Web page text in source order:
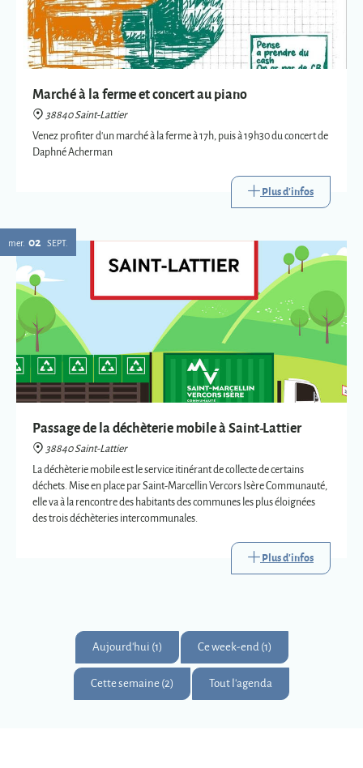
Marché à la ferme et concert au piano
38840 Saint-Lattier
Venez profiter d'un marché à la ferme à 17h, puis à 19h30 du concert de
Daphné Acherman
Plus d'infos
mer. 02 SEPT.
Passage de la déchèterie mobile à Saint-Lattier
38840 Saint-Lattier
La déchèterie mobile est le service itinérant de collecte de certains
déchets. Mise en place par Saint-Marcellin Vercors Isère Communauté,
elle va à la rencontre des habitants des communes les plus éloignées
des trois déchèteries intercommunales.
Plus d'infos
Aujourd'hui (1) Ce week-end (1)
Cette semaine (2) Tout l'agenda